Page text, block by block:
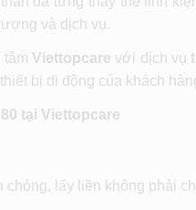
và dịch vụ.
tâm Viettopcare với dịch vụ
bị di động của khách
tại Viettopcare
chóng, lấy liền không phải